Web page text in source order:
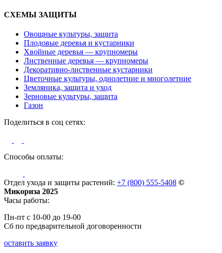
СХЕМЫ ЗАЩИТЫ
Овощные культуры, защита
Плодовые деревья и кустарники
Хвойные деревья — крупномеры
Лиственные деревья — крупномеры
Декоративно-лиственные кустарники
Цветочные культуры, однолетние и многолетние
Земляника, защита и уход
Зерновые культуры, защита
Газон
Поделиться в соц сетях:
Способы оплаты:
Отдел ухода и защиты растений: +7 (800) 555-5408 ©
Микориза 2025
Часы работы:
Пн-пт с 10-00 до 19-00
Сб по предварительной договоренности
оставить заявку